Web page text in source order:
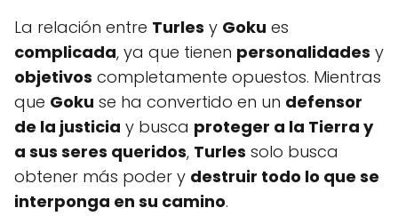
La relación entre Turles y Goku es
complicada, ya que tienen personalidades y
objetivos completamente opuestos. Mientras
que Goku se ha convertido en un defensor
de la justicia y busca proteger a la Tierra y
a sus seres queridos, Turles solo busca
obtener más poder y destruir todo lo que se
interponga en su camino.